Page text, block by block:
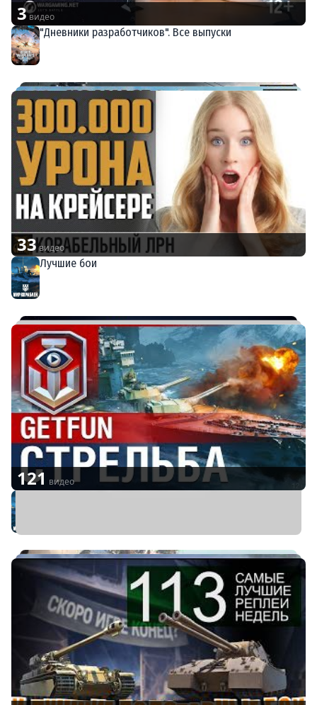
3видео
"Дневники разработчиков". Все выпуски
33видео
Лучшие бои
121 видео